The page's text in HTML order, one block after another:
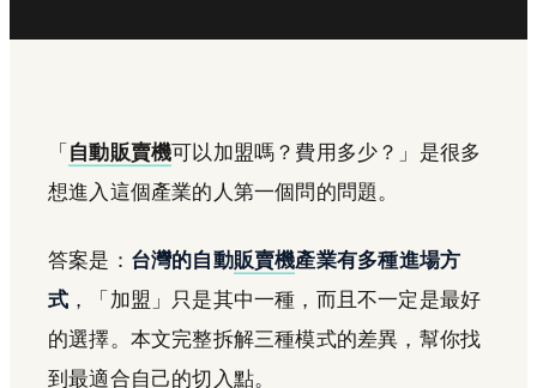
「 自動販賣機可以加盟嗎？費用多少？」是很多
想進入這個產業的人第一個問的問題。
答案是： 台灣的自動販賣機產業有多種進場方
式 ，「加盟」只是其中一種，而且不一定是最好
的選擇。本文完整拆解三種模式的差異，幫你找
到最適合自己的切入點。